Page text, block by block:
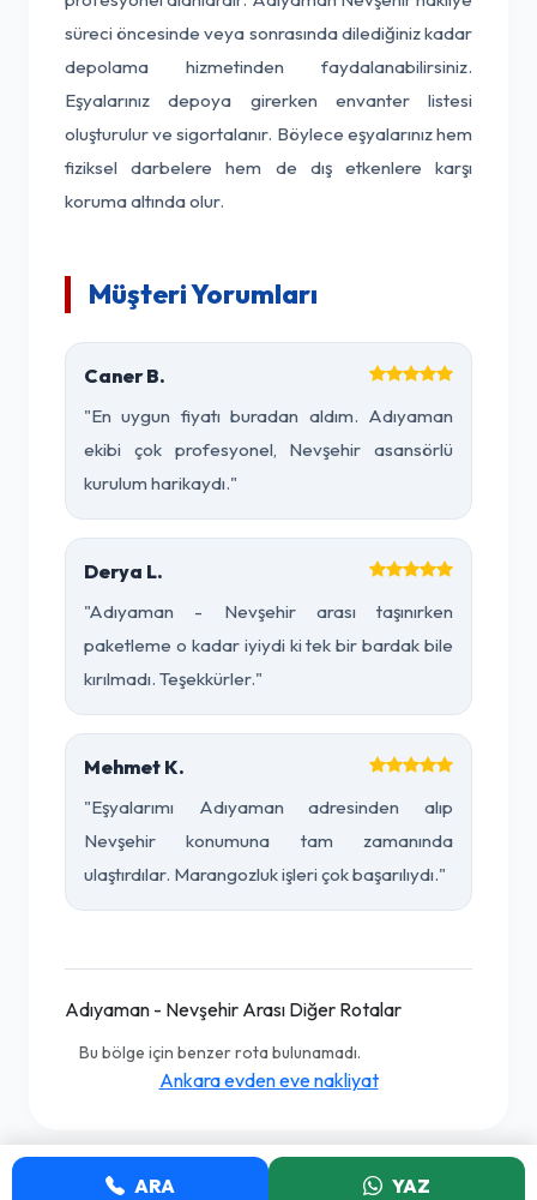
süreci öncesinde veya sonrasında dilediğiniz kadar
depolama hizmetinden faydalanabilirsiniz.
Eşyalarınız depoya girerken envanter listesi
oluşturulur ve sigortalanır. Böylece eşyalarınız hem
fiziksel darbelere hem de dış etkenlere karşı
koruma altında olur.
Müşteri Yorumları
Caner B.
"En uygun fiyatı buradan aldım. Adıyaman
ekibi çok profesyonel, Nevşehir asansörlü
kurulum harikaydı."
Derya L.
"Adıyaman - Nevşehir arası taşınırken
paketleme o kadar iyiydi ki tek bir bardak bile
kırılmadı. Teşekkürler."
Mehmet K.
"Eşyalarımı Adıyaman adresinden alıp
Nevşehir konumuna tam zamanında
ulaştırdılar. Marangozluk işleri çok başarılıydı."
Adıyaman - Nevşehir Arası Diğer Rotalar
Bu bölge için benzer rota bulunamadı.
Ankara evden eve nakliyat
ARA YAZ